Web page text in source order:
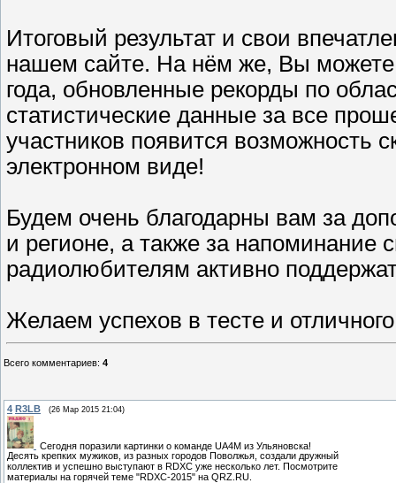
Итоговый результат и свои
нашем сайте. На нём же, Вы можете
года, обновленные рекорды по
статистические данные за все
участников появится возможность
электронном виде!
Будем очень благодарны вам за
и регионе, а также за
радиолюбителям активно
Желаем успехов в тесте и
Всего комментариев: 4
4 R3LB (26 Мар 2015 21:04)
Сегодня поразили картинки о команде UA4M из Ульяновска!
Десять крепких мужиков, из разных городов Поволжья, создали дружный
коллектив и успешно выступают в RDXC уже несколько лет. Посмотрите
материалы на горячей теме "RDXC-2015" на QRZ.RU.